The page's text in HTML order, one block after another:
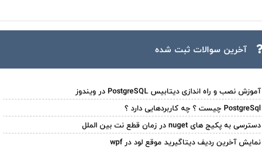
آخرین سوالات ثبت ‌شده
آموزش نصب و راه اندازی دیتابیس PostgreSQL در ویندوز
PostgreSql چیست ؟ چه کاربردهایی دارد ؟
دسترسی به پکیج های nuget در زمان قطع نت بین الملل
نمایش آخرین ردیف دیتاگیرید موقع لود در wpf